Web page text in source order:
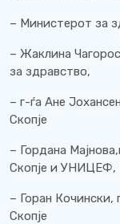
– Министерот за
– Жаклина
за здравство,
– г-ѓа Ане
Скопје
– Гордана
Скопје и УНИЦЕФ,
– Горан Кочински,
Скопје